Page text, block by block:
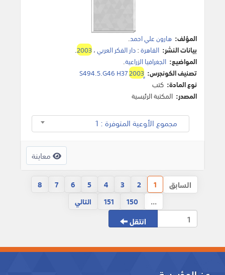
المؤلف: هارون علي احمد.
بيانات النشر: القاهرة:دار الفكر العربي،2003
.
المواضيع: الجغرافيا الزراعية.
تصنيف الكونجرس: 2003
نوع المادة: كتب
المصدر: المكتبة الرئيسية
مجموع الأوعية المتوفرة : 1
معاينة
السابق 1
2
3
4
5
6
7
8
...
150
151 التالي
انتقل